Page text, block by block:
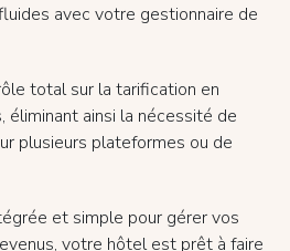
avec votre gestionnaire de
total sur la tarification en
ainsi la nécessité de
plusieurs plateformes ou de
et simple pour gérer vos
votre hôtel est prêt à faire